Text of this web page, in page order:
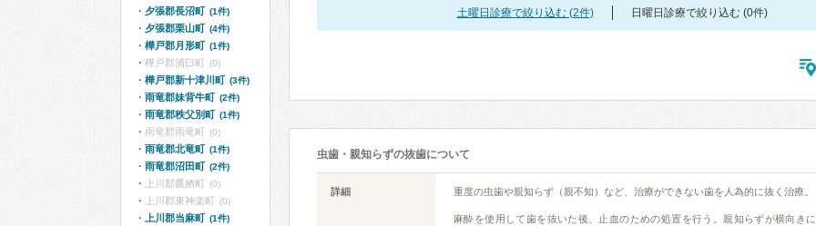
土曜日診療で絞り込む (2件) 日曜日診療で絞り込む (0件)
虫歯・親知らずの抜歯について
詳細 重度の虫歯や親知らず（親不知）など、治療ができない歯を人為的に抜く治療。
麻酔を使用して歯を抜いた後、止血のための処置を行う。親知らずが横向き
夕張郡長沼町 (1件)
夕張郡栗山町 (4件)
樺戸郡月形町 (1件)
樺戸郡浦臼町 (0)
樺戸郡新十津川町 (3件)
雨竜郡妹背牛町 (2件)
雨竜郡秩父別町 (1件)
雨竜郡雨竜町 (0)
雨竜郡北竜町 (1件)
雨竜郡沼田町 (2件)
上川郡鷹栖町 (0)
上川郡東神楽町 (0)
上川郡当麻町 (1件)